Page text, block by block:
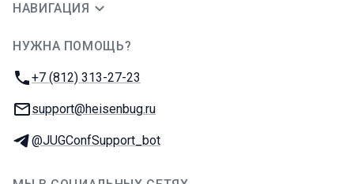
НАВИГАЦИЯ
НУЖНА ПОМОЩЬ?
Телефон:
+7 (812) 313-27-23
E-mail:
support@heisenbug.ru
Телеграм:
@JUGConfSupport_bot